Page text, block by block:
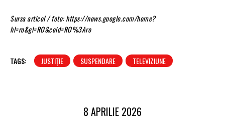
Sursa articol / foto: https://news.google.com/home?
hl=ro&gl=RO&ceid=RO%3Aro
TAGS: JUSTIȚIE SUSPENDARE TELEVIZIUNE
8 APRILIE 2026